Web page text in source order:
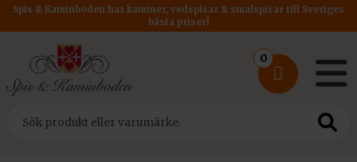
Spis & Kaminboden har kaminer, vedspisar & smalspisar till Sveriges
bästa priser!
0